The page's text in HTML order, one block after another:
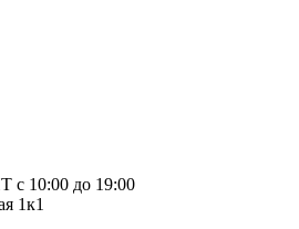
10:00 до 19:00
1к1